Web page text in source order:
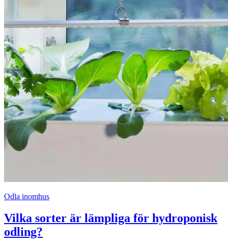
Odla inomhus
Vilka sorter är lämpliga för hydroponisk
odling?